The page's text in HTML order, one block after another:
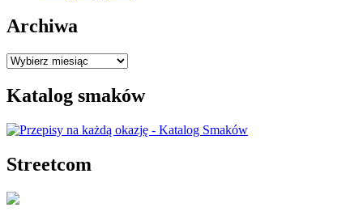
Archiwa
Archiwa
Katalog smaków
Streetcom